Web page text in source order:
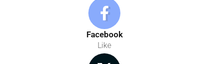
Facebook
Like